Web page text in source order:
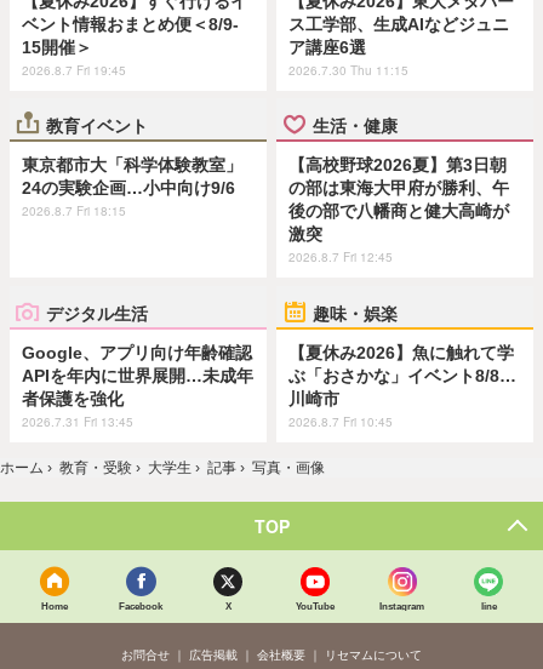
ベント情報おまとめ便＜8/9-
15開催＞
2026.8.7 Fri 19:45
ス工学部、生成AIなどジュニ
ア講座6選
2026.7.30 Thu 11:15
教育イベント
東京都市大「科学体験教室」
24の実験企画…小中向け9/6
2026.8.7 Fri 18:15
生活・健康
【高校野球2026夏】第3日朝
の部は東海大甲府が勝利、午
後の部で八幡商と健大高崎が
激突
2026.8.7 Fri 12:45
デジタル生活
Google、アプリ向け年齢確認
APIを年内に世界展開…未成年
者保護を強化
2026.7.31 Fri 13:45
趣味・娯楽
【夏休み2026】魚に触れて学
ぶ「おさかな」イベント8/8…
川崎市
2026.8.7 Fri 10:45
ホーム › 教育・受験 › 大学生 › 記事 › 写真・画像
TOP
Home Facebook X YouTube Instagram line
お問合せ 広告掲載 会社概要 リセマムについて